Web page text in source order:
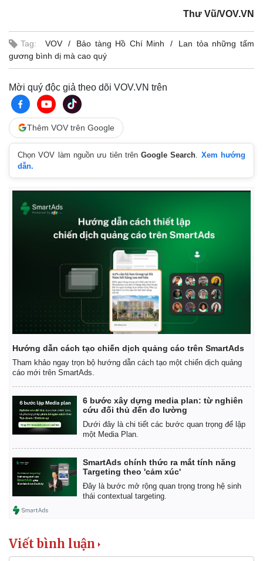
Pháp luật
Tin nóng
Tư vấn luật
Phân tích
Thư Vũ/VOV.VN
Tag: VOV Bảo tàng Hồ Chí Minh
Lan tỏa những tấm
gương bình dị mà cao quý
Mời quý độc giả theo dõi VOV.VN trên
Thêm VOV trên Google
Chọn VOV làm nguồn ưu tiên trênGoogle Search
Xem hướng
dẫn.
Hướng dẫn cách tạo chiến dịch quảng cáo trên SmartAds
Tham khảo ngay trọn bộ hướng dẫn cách tạo một chiến dịch quảng
cáo mới trên SmartAds.
6 bước xây dựng media plan: từ nghiên
cứu đối thủ đến đo lường
Dưới đây là chi tiết các bước quan trọng để lập
một Media Plan.
SmartAds chính thức ra mắt tính năng
Targeting theo 'cảm xúc'
Đây là bước mở rộng quan trọng trong hệ sinh
thái contextual targeting.
Viết bình luận